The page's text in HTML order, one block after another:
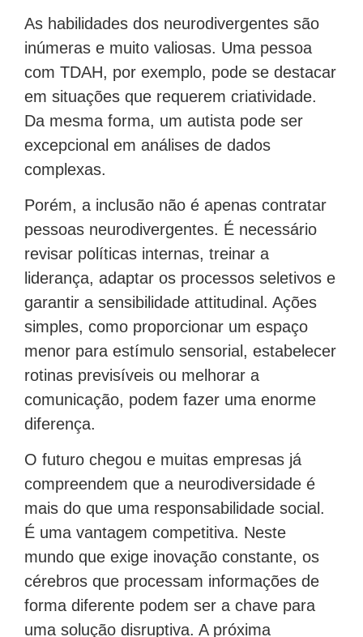
As habilidades dos neurodivergentes são
inúmeras e muito valiosas. Uma pessoa
com TDAH, por exemplo, pode se destacar
em situações que requerem criatividade.
Da mesma forma, um autista pode ser
excepcional em análises de dados
complexas.
Porém, a inclusão não é apenas contratar
pessoas neurodivergentes. É necessário
revisar políticas internas, treinar a
liderança, adaptar os processos seletivos e
garantir a sensibilidade attitudinal. Ações
simples, como proporcionar um espaço
menor para estímulo sensorial, estabelecer
rotinas previsíveis ou melhorar a
comunicação, podem fazer uma enorme
diferença.
O futuro chegou e muitas empresas já
compreendem que a neurodiversidade é
mais do que uma responsabilidade social.
É uma vantagem competitiva. Neste
mundo que exige inovação constante, os
cérebros que processam informações de
forma diferente podem ser a chave para
uma solução disruptiva. A próxima